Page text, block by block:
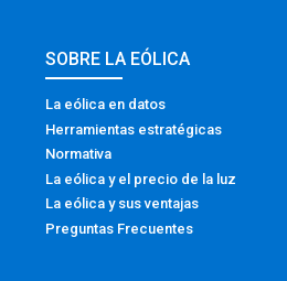
SOBRE LA EÓLICA
La eólica en datos
Herramientas estratégicas
Normativa
La eólica y el precio de la luz
La eólica y sus ventajas
Preguntas Frecuentes